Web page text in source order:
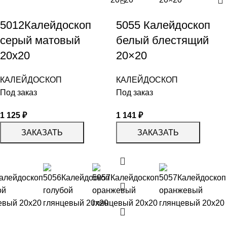
5012Калейдоскоп
серый матовый
20х20
КАЛЕЙДОСКОП
Под заказ
1 125 ₽
ЗАКАЗАТЬ
5055 Калейдоскоп
белый блестящий
20×20
КАЛЕЙДОСКОП
Под заказ
1 141 ₽
ЗАКАЗАТЬ